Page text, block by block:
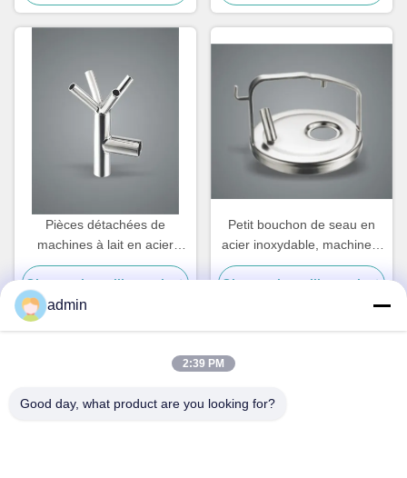
vaches, tasses à sucre
Pièces détachées de
machines à lait en acier
inoxydable
Obtenez le meilleur prix
Petit bouchon de seau en
acier inoxydable, machine à
traire les vaches pièces
détachées
Obtenez le meilleur prix
admin
2:39 PM
Good day, what product are you looking for?